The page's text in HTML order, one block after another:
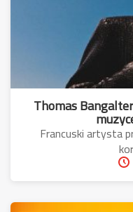
Thomas
Francuski artysta